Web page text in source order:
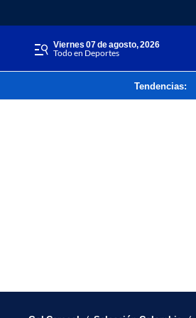
viernes 07 de agosto, 2026
Todo en Deportes
Tendencias: